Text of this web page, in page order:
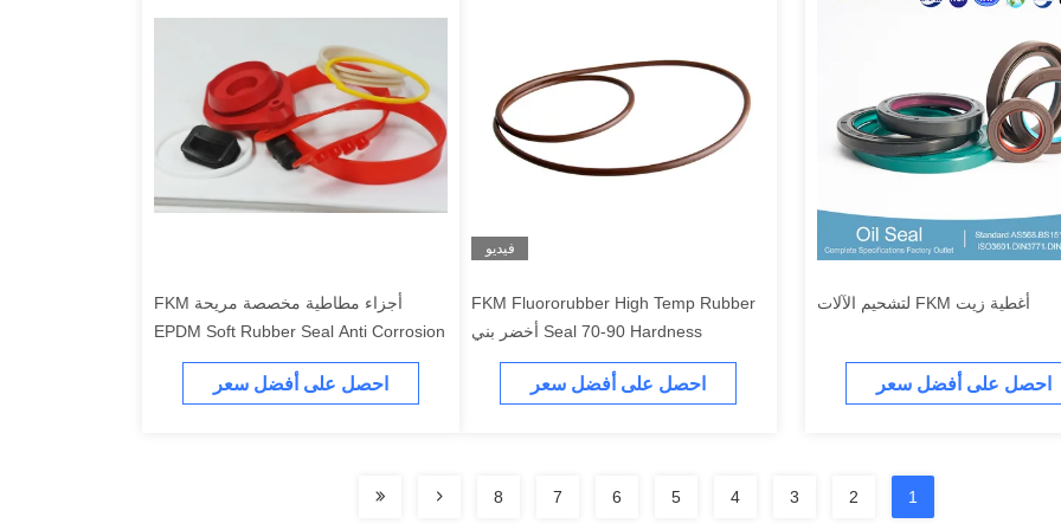
أغطية زيت FKM لتشحيم الآلات
احصل على أفضل سعر
فيديو
FKM Fluororubber High Temp Rubber
Seal 70-90 Hardness أخضر بني
احصل على أفضل سعر
أجزاء مطاطية مخصصة مريحة FKM
EPDM Soft Rubber Seal Anti Corrosion
احصل على أفضل سعر
1
2
3
4
5
6
7
8